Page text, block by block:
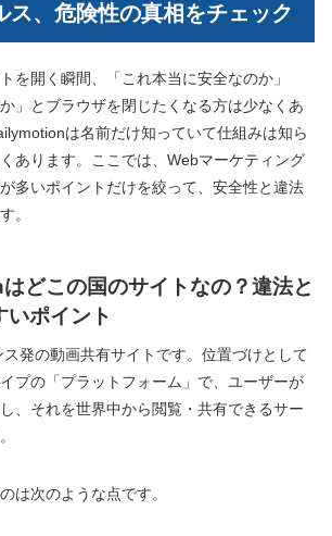
ス、危険性の真相をチェック
を開く瞬間、「これ本当に安全なのか」
」とブラウザを閉じたくなる方は少なくあ
は名前だけ知っていて仕組みは知ら
あります。ここでは、Webマーケティング
多いポイントだけを絞って、安全性と違法
。
どこの国のサイトなの？違法と
いポイント
発の動画共有サイトです。位置づけとして
プの「プラットフォーム」で、ユーザーが
、それを世界中から閲覧・共有できるサー
は次のような点です。